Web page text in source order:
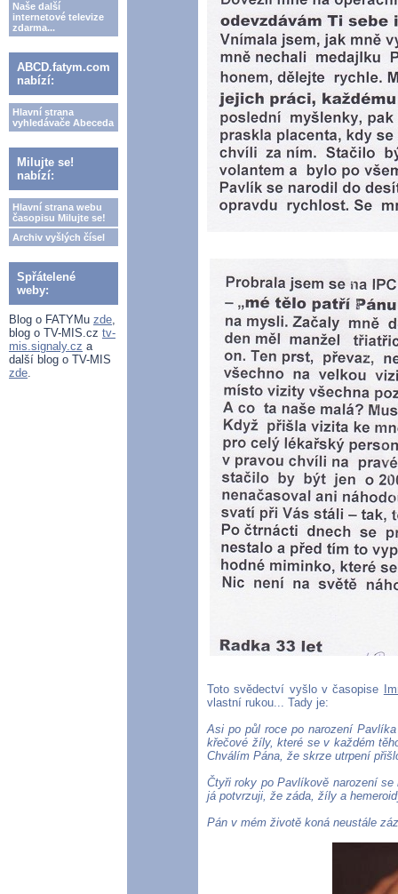
Naše další
internetové televize
zdarma...
ABCD.fatym.com
nabízí:
Hlavní strana
vyhledávače Abeceda
Milujte se!
nabízí:
Hlavní strana webu
časopisu Milujte se!
Archiv vyšlých čísel
Spřátelené
weby:
Blog o FATYMu zde,
blog o TV-MIS.cz tv-
mis.signaly.cz a
další blog o TV-MIS
zde.
Toto svědectví vyšlo v časopise
vlastní rukou... Tady je:
Asi po půl roce po narození
křečové žíly, které se v každém
Chválím Pána, že skrze utrpení
Čtyři roky po Pavlíkově narození
já potvrzuji, že záda, žíly a
Pán v mém životě koná neustále